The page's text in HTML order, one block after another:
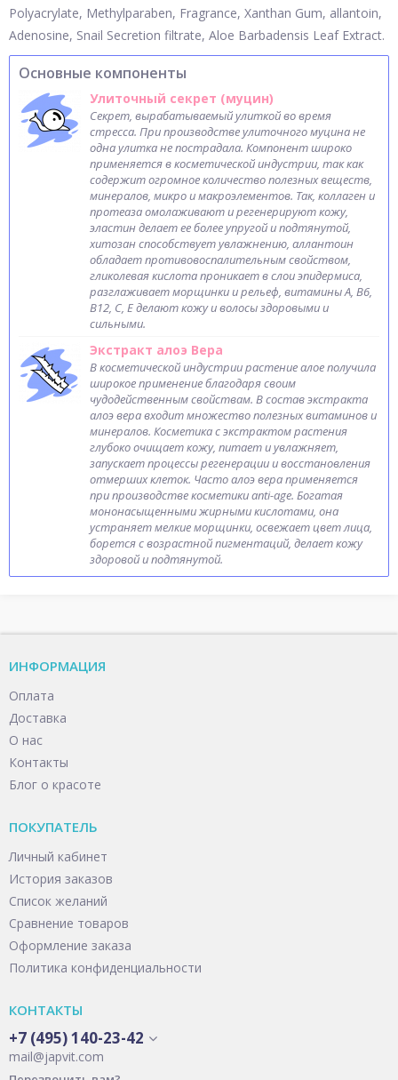
Polyacrylate, Methylparaben, Fragrance, Xanthan Gum, allantoin,
Adenosine, Snail Secretion filtrate, Aloe Barbadensis Leaf Extract.
Основные компоненты
Улиточный секрет (муцин)
Секрет, вырабатываемый улиткой во время
стресса. При производстве улиточного муцина не
одна улитка не пострадала. Компонент широко
применяется в косметической индустрии, так как
содержит огромное количество полезных веществ,
минералов, микро и макроэлементов. Так, коллаген и
протеаза омолаживают и регенерируют кожу,
эластин делает ее более упругой и подтянутой,
хитозан способствует увлажнению, аллантоин
обладает противовоспалительным свойством,
гликолевая кислота проникает в слои эпидермиса,
разглаживает морщинки и рельеф, витамины А, В6,
В12, С, Е делают кожу и волосы здоровыми и
сильными.
Экстракт алоэ Вера
В косметической индустрии растение алое получила
широкое применение благодаря своим
чудодейственным свойствам. В состав экстракта
алоэ вера входит множество полезных витаминов и
минералов. Косметика с экстрактом растения
глубоко очищает кожу, питает и увлажняет,
запускает процессы регенерации и восстановления
отмерших клеток. Часто алоэ вера применяется
при производстве косметики anti-age. Богатая
мононасыщенными жирными кислотами, она
устраняет мелкие морщинки, освежает цвет лица,
борется с возрастной пигментаций, делает кожу
здоровой и подтянутой.
ИНФОРМАЦИЯ
Оплата
Доставка
О нас
Контакты
Блог о красоте
ПОКУПАТЕЛЬ
Личный кабинет
История заказов
Список желаний
Сравнение товаров
Оформление заказа
Политика конфиденциальности
КОНТАКТЫ
+7 (495) 140-23-42
mail@japvit.com